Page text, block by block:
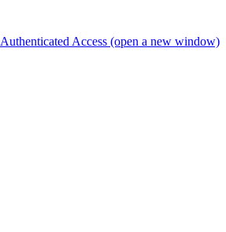
Authenticated Access (open a new window)